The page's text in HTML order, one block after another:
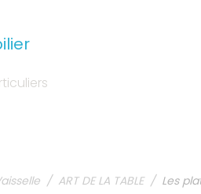
ART DE LA TABLE Les